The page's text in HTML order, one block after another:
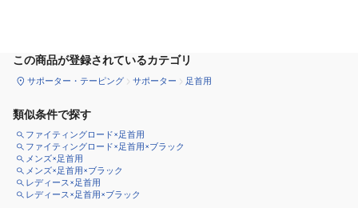
この商品が登録されているカテゴリ
サポーター・テーピング サポーター 足首用
類似条件で探す
ファイティングロード×足首用
ファイティングロード×足首用×ブラック
メンズ×足首用
メンズ×足首用×ブラック
レディース×足首用
レディース×足首用×ブラック